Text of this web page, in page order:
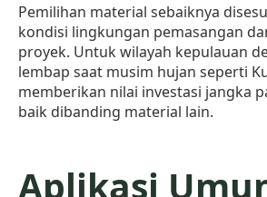
Pemilihan material sebaiknya
kondisi lingkungan pemasangan
proyek. Untuk wilayah kepulauan
lembap saat musim hujan seperti
memberikan nilai investasi jangka
baik dibanding material lain.
Aplikasi